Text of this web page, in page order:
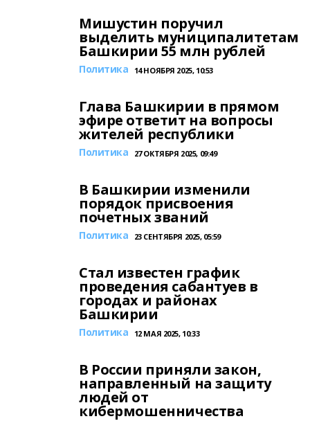
Мишустин поручил
выделить муниципалитетам
Башкирии 55 млн рублей
Политика 14 НОЯБРЯ 2025, 10:53
Глава Башкирии в прямом
эфире ответит на вопросы
жителей республики
Политика 27 ОКТЯБРЯ 2025, 09:49
В Башкирии изменили
порядок присвоения
почетных званий
Политика 23 СЕНТЯБРЯ 2025, 05:59
Стал известен график
проведения сабантуев в
городах и районах
Башкирии
Политика 12 МАЯ 2025, 10:33
В России приняли закон,
направленный на защиту
людей от
кибермошенничества